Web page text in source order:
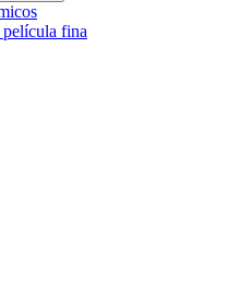
película fina